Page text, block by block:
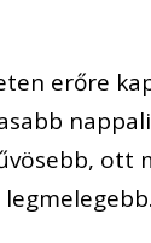
erőre
ott